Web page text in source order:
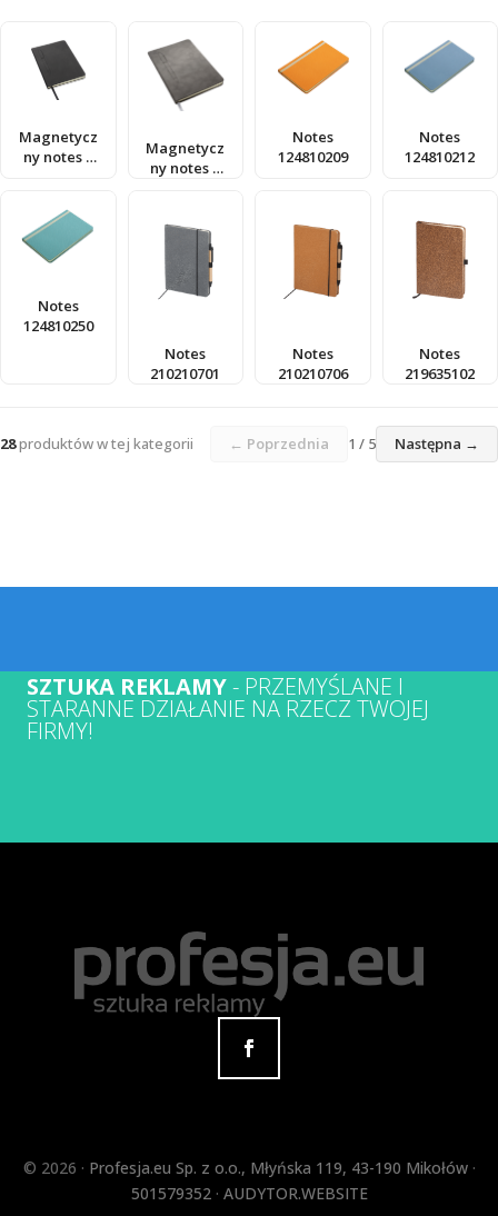
Magnetycz
ny notes z
124715101
Magnetycz
ny notes z
124715135
Notes
124810209
Notes
124810212
Notes
124810250
Notes
210210701
Notes
210210706
Notes
219635102
28produktów w tej kategorii ← Poprzednia 1 / 5 Następna →
SZTUKA REKLAMY- PRZEMYŚLANE I
STARANNE DZIAŁANIE NA RZECZ TWOJEJ
FIRMY!
© 2026 · Profesja.eu Sp. z o.o., Młyńska 119, 43-190 Mikołów·
501579352· AUDYTOR.WEBSITE